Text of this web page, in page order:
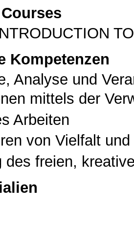
Kompetenzen
Analyse und
mittels der
Arbeiten
von Vielfalt
des freien,